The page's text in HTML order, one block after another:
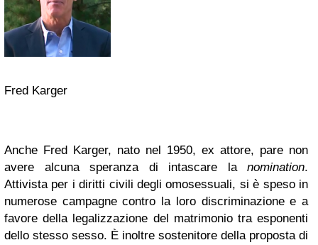
Fred Karger
Anche Fred Karger, nato nel 1950, ex attore, pare non
avere alcuna speranza di intascare la nomination.
Attivista per i diritti civili degli omosessuali, si è speso in
numerose campagne contro la loro discriminazione e a
favore della legalizzazione del matrimonio tra esponenti
dello stesso sesso. È inoltre sostenitore della proposta di